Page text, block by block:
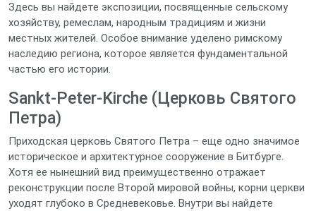
Здесь вы найдете экспозиции, посвященные сельскому
хозяйству, ремеслам, народным традициям и жизни
местных жителей. Особое внимание уделено римскому
наследию региона, которое является фундаментальной
частью его истории.
Sankt-Peter-Kirche (Церковь Святого
Петра)
Приходская церковь Святого Петра – еще одно значимое
историческое и архитектурное сооружение в Битбурге.
Хотя ее нынешний вид преимущественно отражает
реконструкции после Второй мировой войны, корни церкви
уходят глубоко в Средневековье. Внутри вы найдете